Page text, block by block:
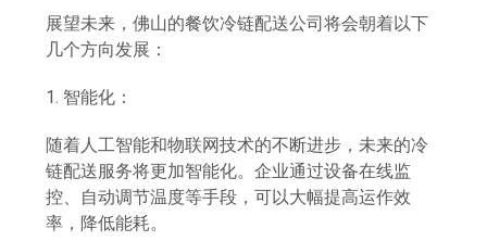
展望未来，佛山的餐饮冷链配送公司将会朝着以下
几个方向发展：
1. 智能化：
随着人工智能和物联网技术的不断进步，未来的冷
链配送服务将更加智能化。企业通过设备在线监
控、自动调节温度等手段，可以大幅提高运作效
率，降低能耗。